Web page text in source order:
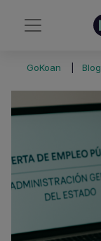
GoKoan Blog